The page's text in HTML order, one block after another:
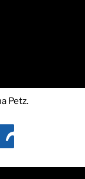
Petz.